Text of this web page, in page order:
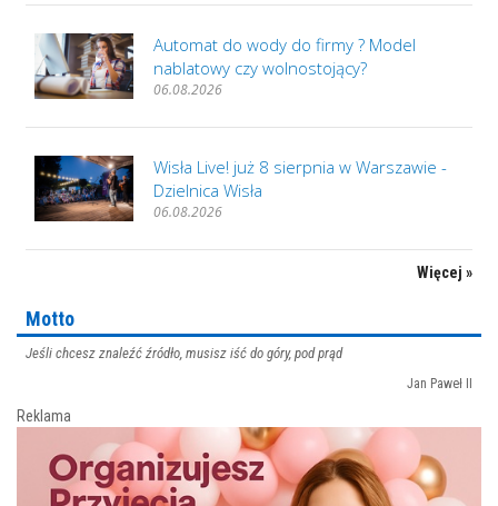
Automat do wody do firmy ? Model
nablatowy czy wolnostojący?
06.08.2026
Wisła Live! już 8 sierpnia w Warszawie -
Dzielnica Wisła
06.08.2026
Więcej »
Motto
Jeśli chcesz znaleźć źródło, musisz iść do góry, pod prąd
Jan Paweł II
Reklama